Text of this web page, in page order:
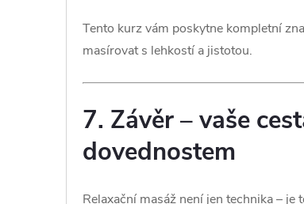
Tento kurz vám poskytne kompletní
masírovat s lehkostí a jistotou.
7. Závěr – vaše
dovednostem
Relaxační masáž není jen technika –